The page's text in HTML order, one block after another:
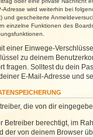
Adresse wird weiterhin bei
und gescheiterte
einzelne Funktionen des
einer Einwege-
zu deinem
fragen. Solltest du dein
E-Mail-Adresse und
die von dir
Betreiber berechtigt, im
der von deinem Browser